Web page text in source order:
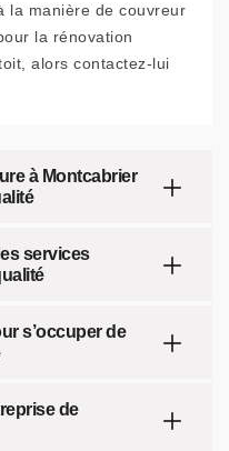
la manière de couvreur
la rénovation
alors contactez-lui
à Montcabrier
services
s’occuper de
de